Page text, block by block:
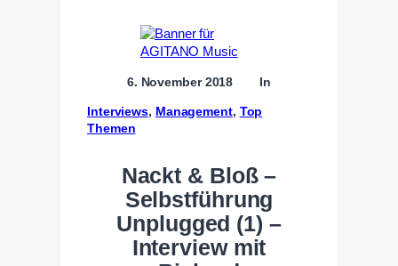
6. November 2018 In
Interviews, Management, Top
Themen
Nackt & Bloß –
Selbstführung
Unplugged (1) –
Interview mit